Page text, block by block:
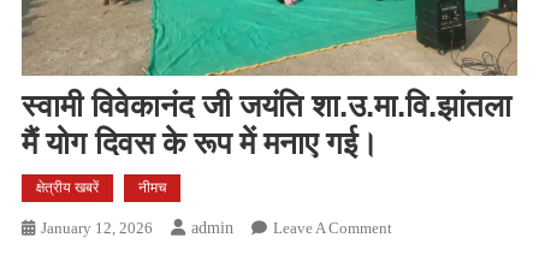
स्वामी विवेकानंद जी जयंति शा.उ.मा.वि.झांतला
मैं योग दिवस के रूप में मनाए गई।
क्षेत्रीय खबरें नीमच
January 12, 2026 Admin Leave A CommentOn